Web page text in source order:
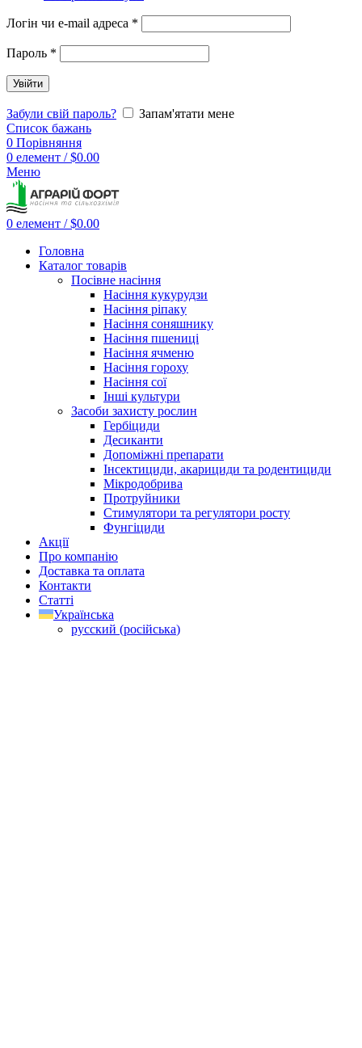
Логін чи e-mail адреса *
Пароль *
Увійти
Забули свій пароль?
Запам'ятати мене
Список бажань
0 Порівняння
0 елемент / $0.00
Меню
0 елемент / $0.00
Головна
Каталог товарів
Посівне насіння
Насіння кукурудзи
Насіння ріпаку
Насіння соняшнику
Насіння пшениці
Насіння ячменю
Насіння гороху
Насіння сої
Інші культури
Засоби захисту рослин
Гербіциди
Десиканти
Допоміжні препарати
Інсектициди, акарициди та родентициди
Мікродобрива
Протруйники
Стимулятори та регулятори росту
Фунгіциди
Акції
Про компанію
Доставка та оплата
Контакти
Статті
Українська
русский (російська)